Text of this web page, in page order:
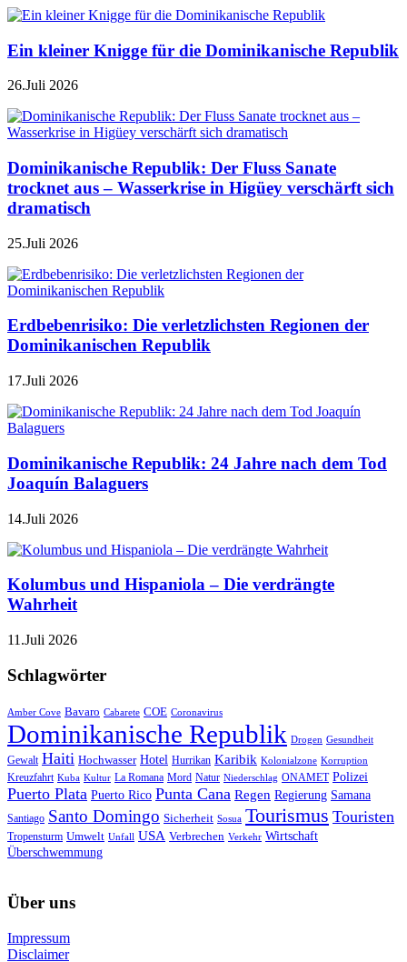
Ein kleiner Knigge für die Dominikanische Republik
26.Juli 2026
Dominikanische Republik: Der Fluss Sanate
trocknet aus – Wasserkrise in Higüey verschärft sich
dramatisch
25.Juli 2026
Erdbebenrisiko: Die verletzlichsten Regionen der
Dominikanischen Republik
17.Juli 2026
Dominikanische Republik: 24 Jahre nach dem Tod
Joaquín Balaguers
14.Juli 2026
Kolumbus und Hispaniola – Die verdrängte
Wahrheit
11.Juli 2026
Schlagwörter
Amber Cove Bavaro Cabarete COE Coronavirus
Dominikanische Republik Drogen Gesundheit
Gewalt Haiti Hochwasser Hotel Hurrikan Karibik Kolonialzone Korruption
Kreuzfahrt Kuba Kultur La Romana Mord Natur Niederschlag ONAMET Polizei
Puerto Plata Puerto Rico Punta Cana Regen Regierung Samana
Santiago Santo Domingo Sicherheit Sosua Tourismus Touristen
Tropensturm Umwelt Unfall USA Verbrechen Verkehr Wirtschaft
Überschwemmung
Über uns
Impressum
Disclaimer